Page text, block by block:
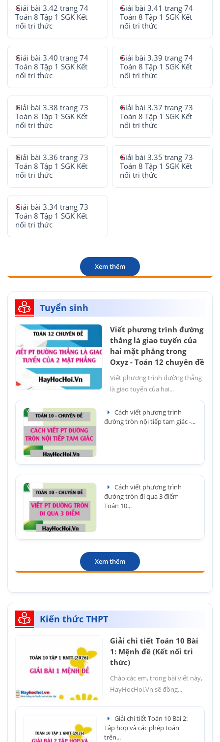
Giải bài 3.42 trang 74
Toán 8 Tập 1 SGK Kết
nối tri thức
Giải bài 3.41 trang 74
Toán 8 Tập 1 SGK Kết
nối tri thức
Giải bài 3.40 trang 74
Toán 8 Tập 1 SGK Kết
nối tri thức
Giải bài 3.39 trang 74
Toán 8 Tập 1 SGK Kết
nối tri thức
Giải bài 3.38 trang 73
Toán 8 Tập 1 SGK Kết
nối tri thức
Giải bài 3.37 trang 73
Toán 8 Tập 1 SGK Kết
nối tri thức
Giải bài 3.36 trang 73
Toán 8 Tập 1 SGK Kết
nối tri thức
Giải bài 3.35 trang 73
Toán 8 Tập 1 SGK Kết
nối tri thức
Giải bài 3.34 trang 73
Toán 8 Tập 1 SGK Kết
nối tri thức
Xem thêm
Tuyển sinh
Viết phương trình đường
thẳng là giao tuyến của
hai mặt phẳng trong
Oxyz - Toán 12 chuyên đề
Viết phương trình đường thẳng
là giao tuyến của hai...
Cách viết phương trình
đường tròn nội tiếp tam giác -...
Cách viết phương trình
đường tròn đi qua 3 điểm -
Toán 10...
Xem thêm
Kiến thức THPT
Giải chi tiết Toán 10 Bài
1: Mệnh đề (Kết nối tri
thức)
Chào các em, trong bài viết này,
HayHocHoi.Vn sẽ đồng...
Giải chi tiết Toán 10 Bài 2:
Tập hợp và các phép toán
trên...